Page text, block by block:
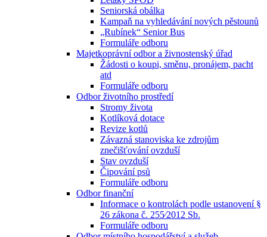
Seniorská obálka
Kampaň na vyhledávání nových pěstounů
„Rubínek“ Senior Bus
Formuláře odboru
Majetkoprávní odbor a živnostenský úřad
Žádosti o koupi, směnu, pronájem, pacht
atd
Formuláře odboru
Odbor životního prostředí
Stromy života
Kotlíková dotace
Revize kotlů
Závazná stanoviska ke zdrojům
znečišťování ovzduší
Stav ovzduší
Čipování psů
Formuláře odboru
Odbor finanční
Informace o kontrolách podle ustanovení §
26 zákona č. 255⁄2012 Sb.
Formuláře odboru